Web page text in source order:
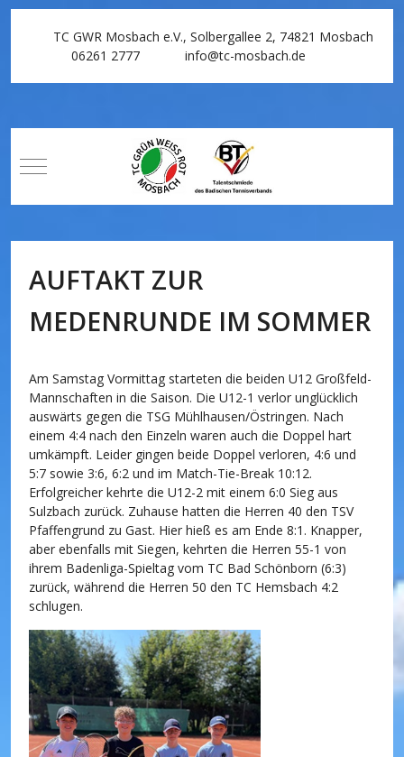
TC GWR Mosbach e.V., Solbergallee 2, 74821 Mosbach
06261 2777
info@tc-mosbach.de
Mobile Menu Toggle
AUFTAKT ZUR
MEDENRUNDE IM SOMMER
Am Samstag Vormittag starteten die beiden U12 Großfeld-
Mannschaften in die Saison. Die U12-1 verlor unglücklich
auswärts gegen die TSG Mühlhausen/Östringen. Nach
einem 4:4 nach den Einzeln waren auch die Doppel hart
umkämpft. Leider gingen beide Doppel verloren, 4:6 und
5:7 sowie 3:6, 6:2 und im Match-Tie-Break 10:12.
Erfolgreicher kehrte die U12-2 mit einem 6:0 Sieg aus
Sulzbach zurück. Zuhause hatten die Herren 40 den TSV
Pfaffengrund zu Gast. Hier hieß es am Ende 8:1. Knapper,
aber ebenfalls mit Siegen, kehrten die Herren 55-1 von
ihrem Badenliga-Spieltag vom TC Bad Schönborn (6:3)
zurück, während die Herren 50 den TC Hemsbach 4:2
schlugen.